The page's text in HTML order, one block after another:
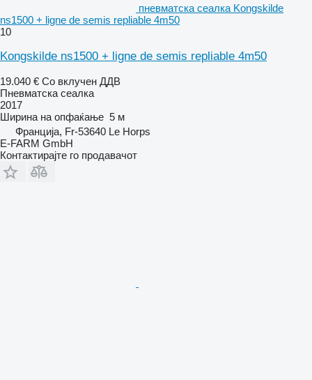
пневматска сеалка Kongskilde
ns1500 + ligne de semis repliable 4m50
10
Kongskilde ns1500 + ligne de semis repliable 4m50
19.040 € Со вклучен ДДВ
Пневматска сеалка
2017
Ширина на опфаќање 5 м
Франција, Fr-53640 Le Horps
E-FARM GmbH
Контактирајте го продавачот